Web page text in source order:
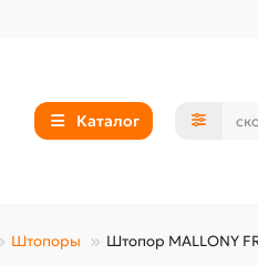
Каталог
Штопоры Штопор MALLONY